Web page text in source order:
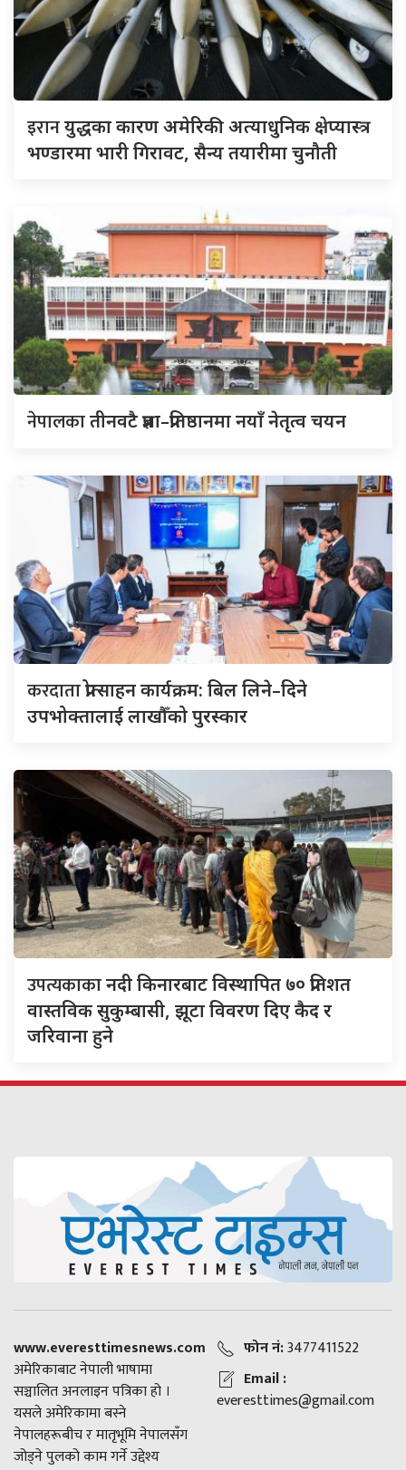
इरानयुद्धका कारण अमेरिकी अत्याधुनिक क्षेप्यास्त्र
भण्डारमा भारी गिरावट, सैन्य तयारीमा चुनौती
नेपालकातीनवटै प्रज्ञा–प्रतिष्ठानमा नयाँ नेतृत्व चयन
करदाताप्रोत्साहन कार्यक्रम: बिल लिने–दिने
उपभोक्तालाई लाखौँको पुरस्कार
उपत्यकाकानदी किनारबाट विस्थापित ७० प्रतिशत
वास्तविक सुकुम्बासी, झूटा विवरण दिए कैद र
जरिवाना हुने
www.everesttimesnews.com
अमेरिकाबाट नेपाली भाषामा
सञ्चालित अनलाइन पत्रिका हो ।
यसले अमेरिकामा बस्ने
नेपालहरूबीच र मातृभूमि नेपालसँग
जोड्ने पुलको काम गर्ने उद्देश्य
फोन नं:3477411522
Email :
everesttimes@gmail.com